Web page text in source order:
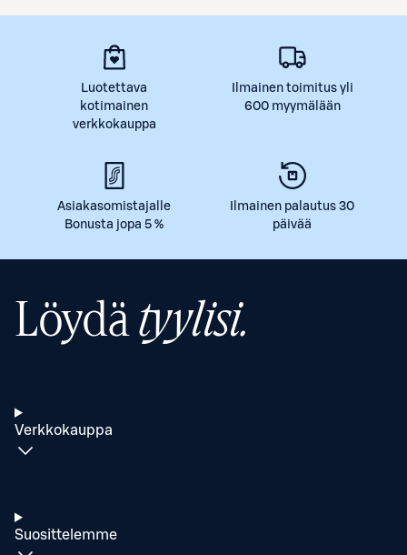
Luotettava
kotimainen
verkkokauppa
Ilmainen toimitus yli
600 myymälään
Asiakasomistajalle
Bonusta jopa 5 %
Ilmainen palautus 30
päivää
Löydätyylisi.
Verkkokauppa
Suosittelemme